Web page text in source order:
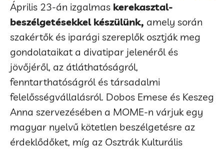
Április 23-án izgalmas kerekasztal-
beszélgetésekkel készülünk, amely során
szakértők és iparági szereplők osztják meg
gondolataikat a divatipar jelenéről és
jövőjéről, az átláthatóságról,
fenntarthatóságról és társadalmi
felelősségvállalásról. Dobos Emese és Keszeg
Anna szervezésében a MOME-n várjuk egy
magyar nyelvű kötetlen beszélgetésre az
érdeklődőket, míg az Osztrák Kulturális